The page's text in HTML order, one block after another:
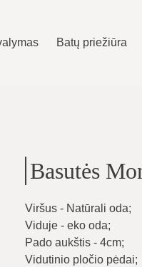
Batų priežiūra
Basutės
Viršus - Natūrali oda;
Viduje - eko oda;
Pado aukštis - 4cm;
Vidutinio pločio pėdai;